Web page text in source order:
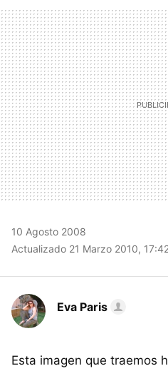
MAIL
10 Agosto 2008
Actualizado 21 Marzo 2010,
Eva Paris
Esta imagen que traemos